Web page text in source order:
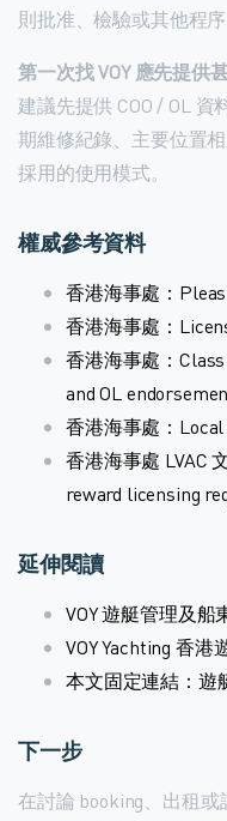
則批准、檢驗或其他程
第一次找 VOY 應先提供
建議先提供 COO / OL
期維修紀錄、主要位置
採用的使用模式。
權威參考資料
香港海事處：
香港海事處：
香港海事處：
and OL
香港海事處：
香港海事處 LVAC
reward licensing
延伸閱讀
VOY 遊艇管理及船
VOY Yachting 香港
本文固定連結：遊
下一步
在討論 booking、出租